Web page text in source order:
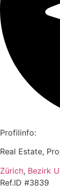
Profilinfo:
Real Estate,
Zürich, Bezirk
Ref.ID #3839